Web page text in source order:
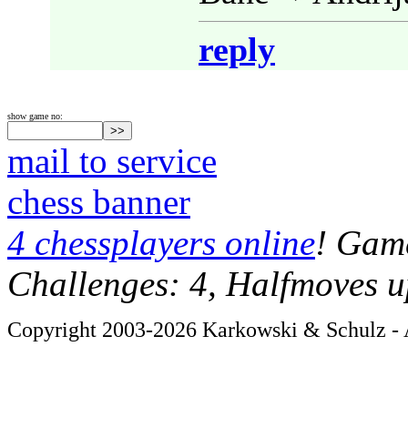
reply
show game no:
mail to service
chess banner
4 chessplayers online!
Challenges: 4, Halfmoves
Copyright 2003-2026 Karkowski & Schulz